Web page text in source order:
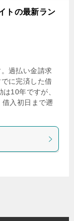
トの最新ラン
過払い金請求
に完済した借
10年ですが、
入初日まで遡